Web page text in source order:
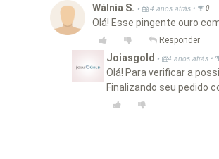
Wálnia S. • 4 anos atrás • 0
Olá! Esse pingente ouro
Responder
Joiasgold • 4 anos atrás •
Olá! Para verificar a
Finalizando seu pedido